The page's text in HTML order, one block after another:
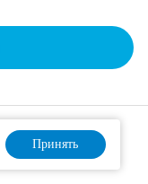
Принять